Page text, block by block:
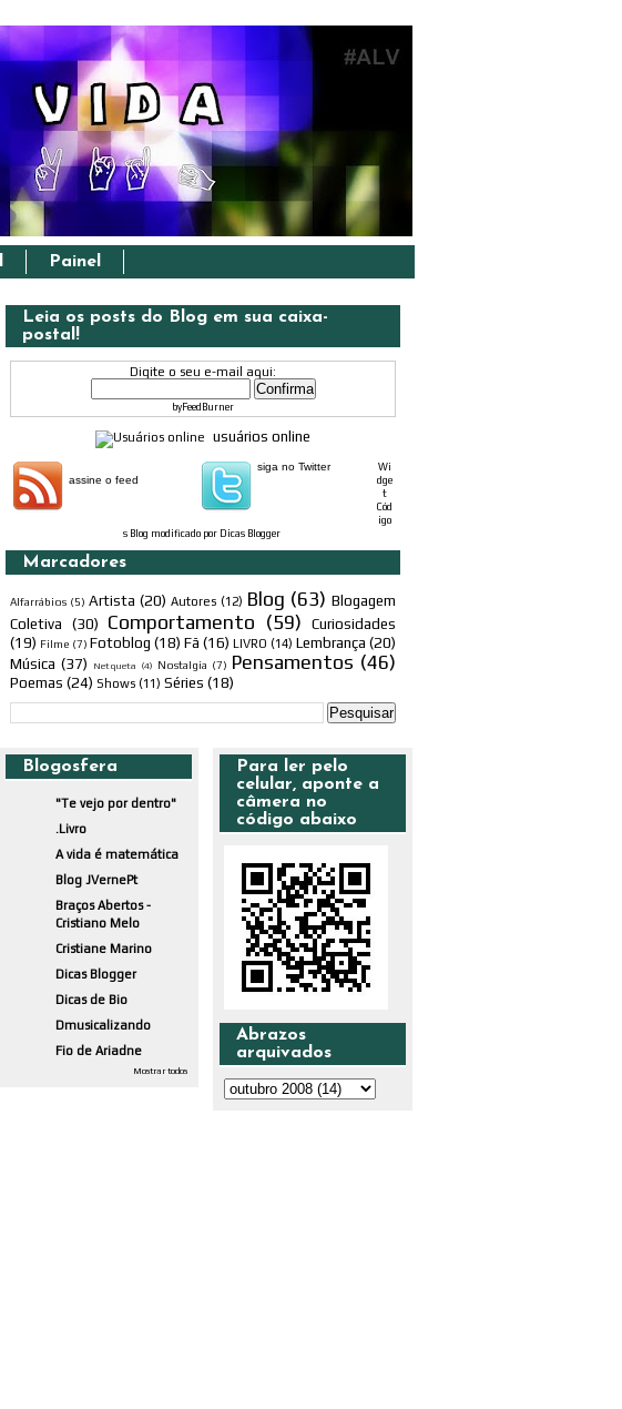
Painel
Leia os posts do Blog em sua caixa-
postal!
Digite o seu e-mail aqui:
byFeedBurner
usuários online
assine o feed
siga no Twitter
Wi
dge
t
Cód
igo
s Blog modificado por Dicas Blogger
Marcadores
Alfarrábios (5) Artista (20) Autores (12) Blog (63) Blogagem
Coletiva
(30) Comportamento (59)
Curiosidades
(19) Filme (7) Fotoblog (18) Fã (16) LIVRO (14) Lembrança (20)
Música (37) Netqueta (4) Nostalgia (7) Pensamentos (46)
Poemas (24) Shows (11) Séries (18)
Blogosfera
"Te vejo por dentro"
.Livro
A vida é matemática
Blog JVernePt
Braços Abertos -
Cristiano Melo
Cristiane Marino
Dicas Blogger
Dicas de Bio
Dmusicalizando
Fio de Ariadne
Mostrar todos
Para ler pelo
celular, aponte a
câmera no
código abaixo
Abrazos
arquivados